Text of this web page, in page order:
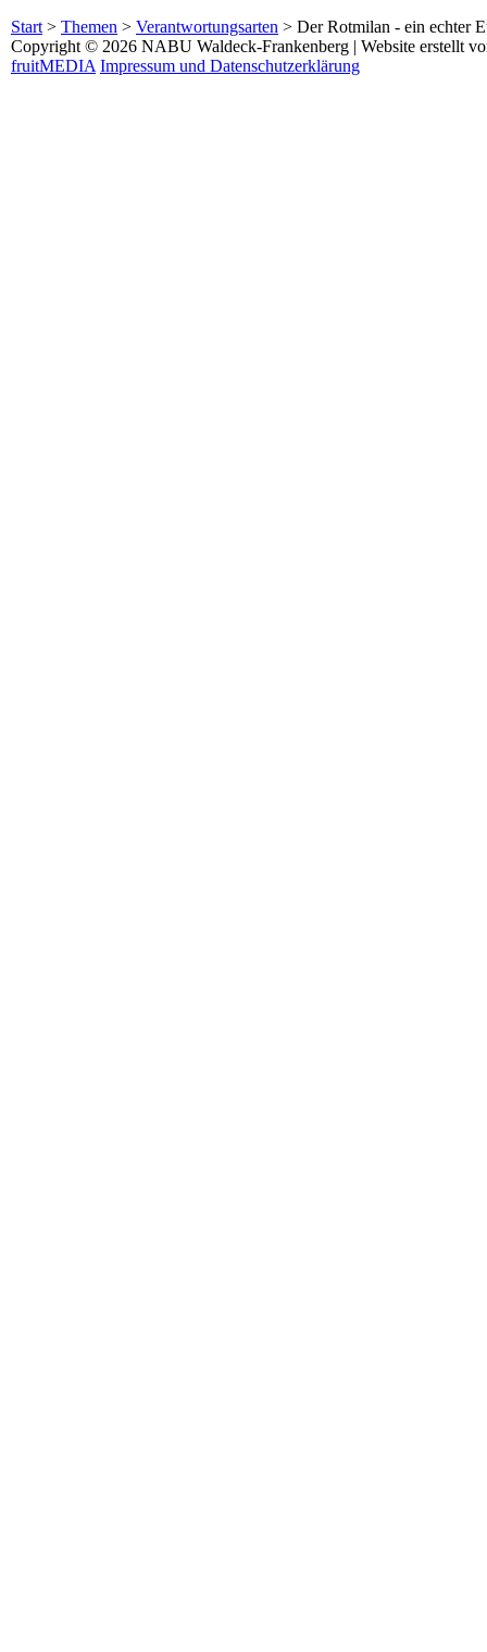
Start > Themen > Verantwortungsarten > Der Rotmilan - ein echter
Copyright © 2026 NABU Waldeck-Frankenberg | Website erstellt
fruitMEDIA Impressum und Datenschutzerklärung